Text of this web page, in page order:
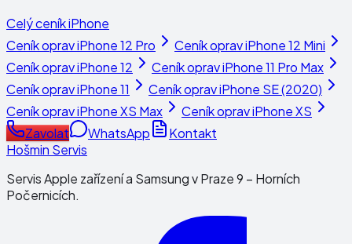
Celý ceníkiPhone
Ceník opraviPhone 12 Pro Ceník opraviPhone 12 Mini
Ceník opraviPhone 12 Ceník opraviPhone 11 Pro Max
Ceník opraviPhone 11 Ceník opraviPhone SE (2020)
Ceník opraviPhone XS Max Ceník opraviPhone XS
Zavolat
WhatsApp
Kontakt
Hošmin Servis
Servis Apple zařízení a Samsung v Praze 9 – Horních
Počernicích.